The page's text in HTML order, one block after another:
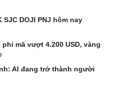
SJC DOJI PNJ hôm nay
mã vượt 4.200 USD, vàng
AI đang trở thành người